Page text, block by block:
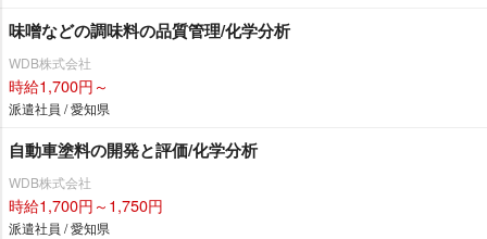
味噌などの調味料の品質管理/化学分析
WDB株式会社
時給1,700円～
派遣社員 / 愛知県
自動車塗料の開発と評価/化学分析
WDB株式会社
時給1,700円～1,750円
派遣社員 / 愛知県